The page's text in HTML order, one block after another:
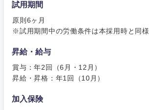
試用期間
原則6ヶ月
※試用期間中の労働条件は本採用時と同様
昇給・給与
賞与：年2回（6月・12月）
昇給・昇格：年1回（10月）
加入保険
岐阜県
愛知県